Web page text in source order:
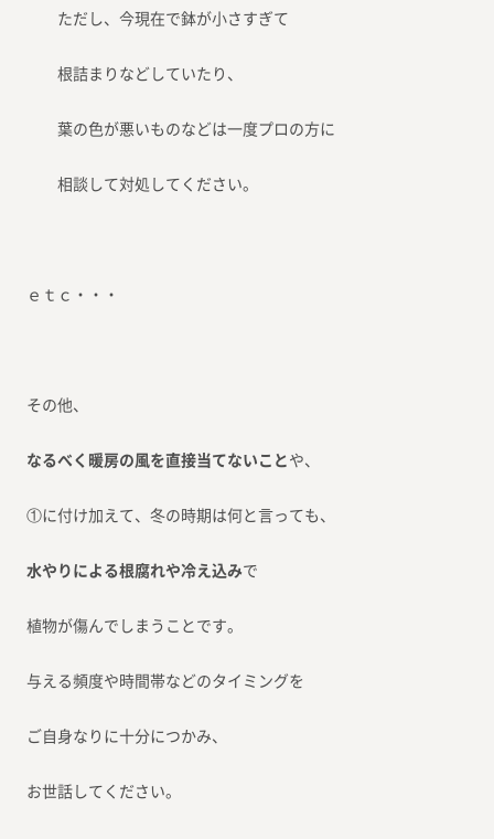
ただし、今現在で鉢が小さすぎて
根詰まりなどしていたり、
葉の色が悪いものなどは一度プロの方に
相談して対処してください。
ｅｔｃ・・・
その他、
なるべく暖房の風を直接当てないこと や、
①に付け加えて、冬の時期は何と言っても、
水やりによる根腐れや冷え込みで
植物が傷んでしまうことです。
与える頻度や時間帯などのタイミングを
ご自身なりに十分につかみ、
お世話してください。